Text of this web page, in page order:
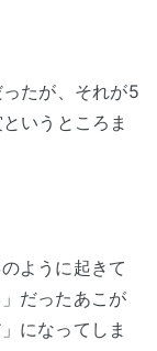
たが、それが5
いうところま
ように起きて
だったあこが
になってしま